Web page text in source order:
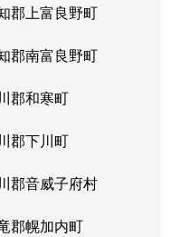
郡上富良野町
郡南富良野町
郡和寒町
郡下川町
郡音威子府村
郡幌加内町